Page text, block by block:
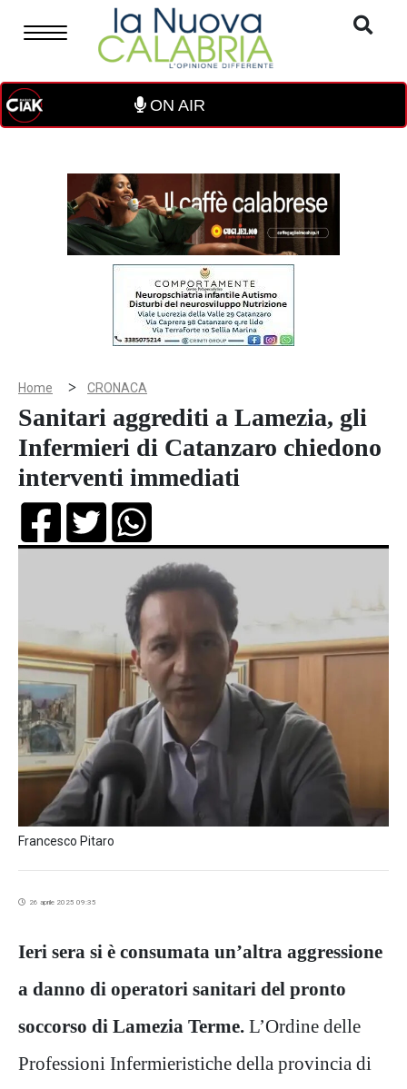
ON AIR
Home > CRONACA
Sanitari aggrediti a Lamezia, gli
Infermieri di Catanzaro chiedono
interventi immediati
Francesco Pitaro
26 aprile 2025 09:35
Ieri sera si è consumata un’altra aggressione
a danno di operatori sanitari del pronto
soccorso di Lamezia Terme. L’Ordine delle
Professioni Infermieristiche della provincia di